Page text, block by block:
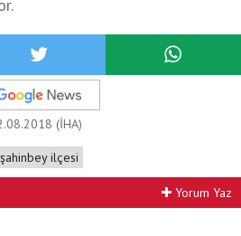
(İHA)
şahinbey ilçesi
Yorum Yaz